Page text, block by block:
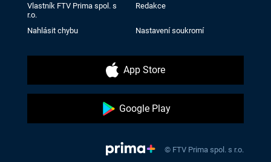
Vlastník FTV Prima spol. s
r.o.
Redakce
Nahlásit chybu Nastavení soukromí
App Store
Google Play
© FTV Prima spol. s r.o.